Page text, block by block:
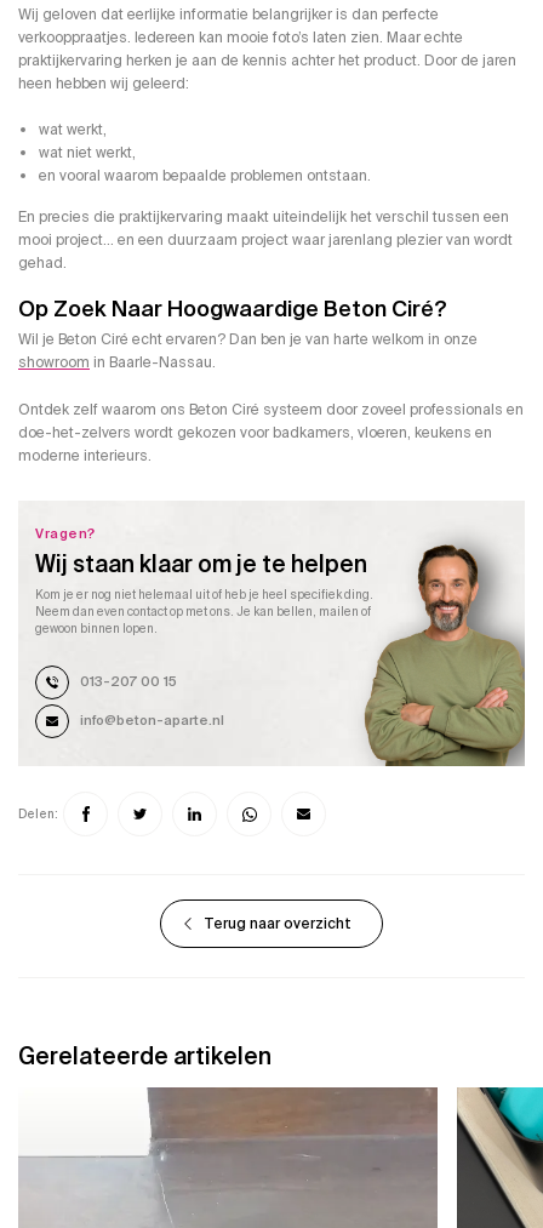
Delen:
Terug naar overzicht
Wij geloven dat eerlijke informatie belangrijker is dan perfecte
verkooppraatjes. Iedereen kan mooie foto’s laten zien. Maar echte
praktijkervaring herken je aan de kennis achter het product. Door de jaren
heen hebben wij geleerd:
wat werkt,
wat niet werkt,
en vooral waarom bepaalde problemen ontstaan.
En precies die praktijkervaring maakt uiteindelijk het verschil tussen een
mooi project… en een duurzaam project waar jarenlang plezier van wordt
gehad.
Op Zoek Naar Hoogwaardige Beton Ciré?
Wil je Beton Ciré echt ervaren? Dan ben je van harte welkom in onze
showroom in Baarle-Nassau.
Ontdek zelf waarom ons Beton Ciré systeem door zoveel professionals en
doe-het-zelvers wordt gekozen voor badkamers, vloeren, keukens en
moderne interieurs.
Vragen?
Wij staan klaar om je te helpen
Kom je er nog niet helemaal uit of heb je heel specifiek ding.
Neem dan even contact op met ons. Je kan bellen, mailen of
gewoon binnen lopen.
013-207 00 15
info@beton-aparte.nl
Gerelateerde artikelen